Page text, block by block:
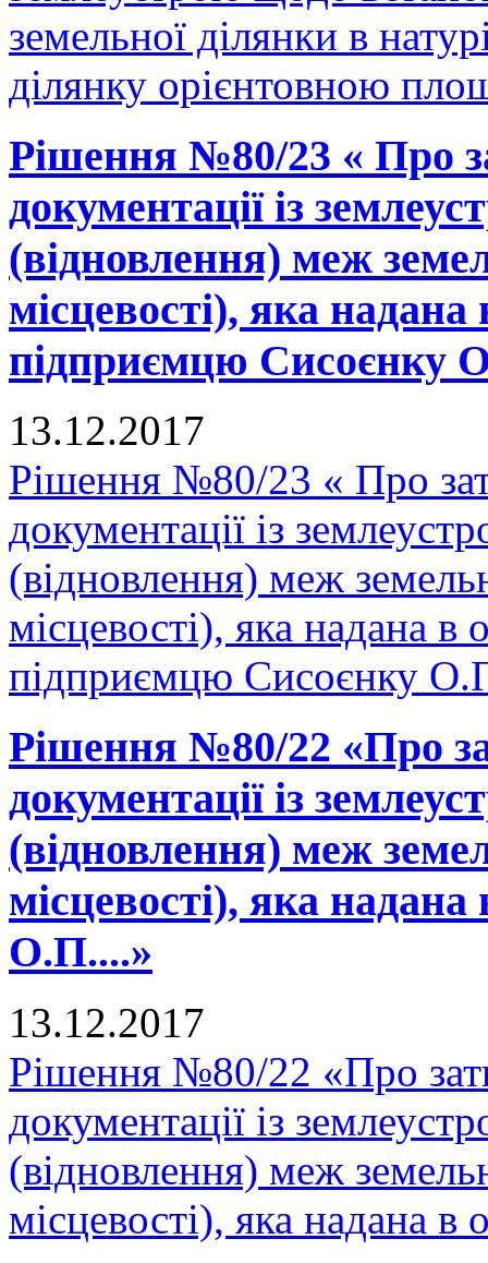
земельної ділянки в
ділянку орієнтовною
Рішення №80/23 « Про
документації із
(відновлення) меж
місцевості), яка надана
підприємцю Сисоєнку
13.12.2017
Рішення №80/23 « Про
документації із
(відновлення) меж
місцевості), яка надана в
підприємцю Сисоєнку
Рішення №80/22 «Про
документації із
(відновлення) меж
місцевості), яка
О.П....»
13.12.2017
Рішення №80/22 «Про
документації із
(відновлення) меж
місцевості), яка надана